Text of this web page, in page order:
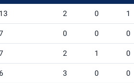
1
0
2
0
0
0
0
1
2
0
0
3